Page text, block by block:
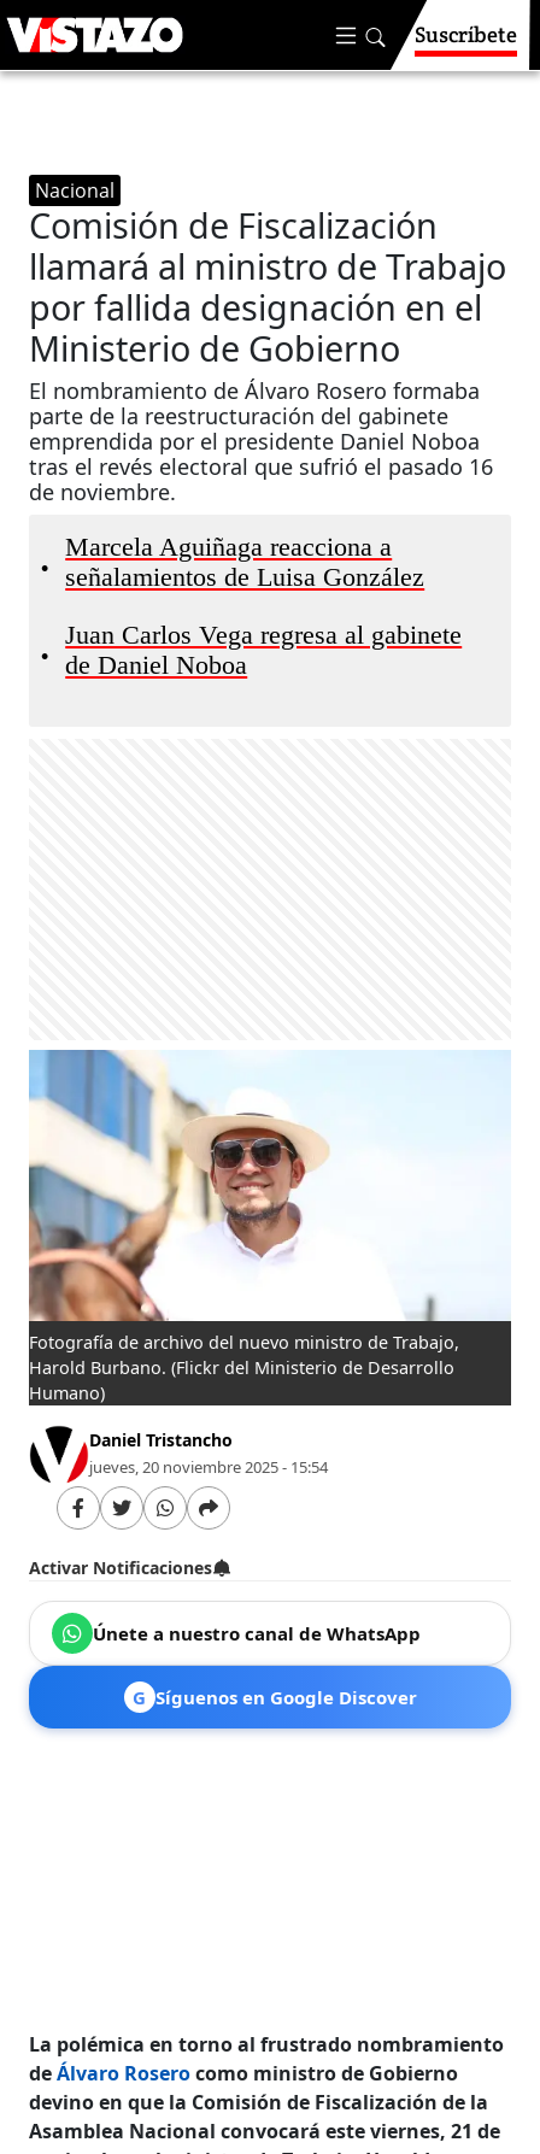
Suscríbete
Nacional
Comisión de Fiscalización
llamará al ministro de Trabajo
por fallida designación en el
Ministerio de Gobierno
El nombramiento de Álvaro Rosero formaba
parte de la reestructuración del gabinete
emprendida por el presidente Daniel Noboa
tras el revés electoral que sufrió el pasado 16
de noviembre.
•
Marcela Aguiñaga reacciona a
señalamientos de Luisa González
•
Juan Carlos Vega regresa al gabinete
de Daniel Noboa
Fotografía de archivo del nuevo ministro de Trabajo,
Harold Burbano. (Flickr del Ministerio de Desarrollo
Humano)
Daniel Tristancho
jueves, 20 noviembre 2025 - 15:54
Activar Notificaciones
Únete a nuestro canal de WhatsApp
G Síguenos en Google Discover
La polémica en torno al frustrado nombramiento
deÁlvaro Roserocomo ministro de Gobierno
devino en que la Comisión de Fiscalización de la
Asamblea Nacional convocará este viernes, 21 de